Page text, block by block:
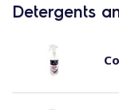
Detergents